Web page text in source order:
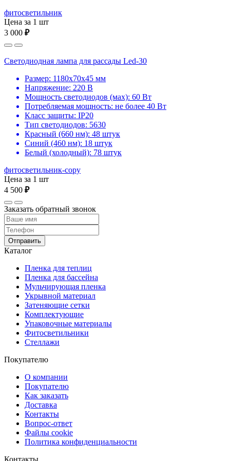
фитосветильник
Цена за 1 шт
3 000 ₽
Светодиодная лампа для рассады Led-30
Размер: 1180х70х45 мм
Напряжение: 220 В
Мощность светодиодов (мах): 60 Вт
Потребляемая мощность: не более 40 Вт
Класс защиты: IP20
Тип светодиодов: 5630
Красный (660 нм): 48 штук
Синий (460 нм): 18 штук
Белый (холодный): 78 штук
фитосветильник-copy
Цена за 1 шт
4 500 ₽
Заказать обратный звонок
Отправить
Каталог
Пленка для теплиц
Пленка для бассейна
Мульчирующая пленка
Укрывной материал
Затеняющие сетки
Комплектующие
Упаковочные материалы
Фитосветильники
Стеллажи
Покупателю
О компании
Покупателю
Как заказать
Доставка
Контакты
Вопрос-ответ
Файлы cookie
Политика конфиденциальности
Контакты